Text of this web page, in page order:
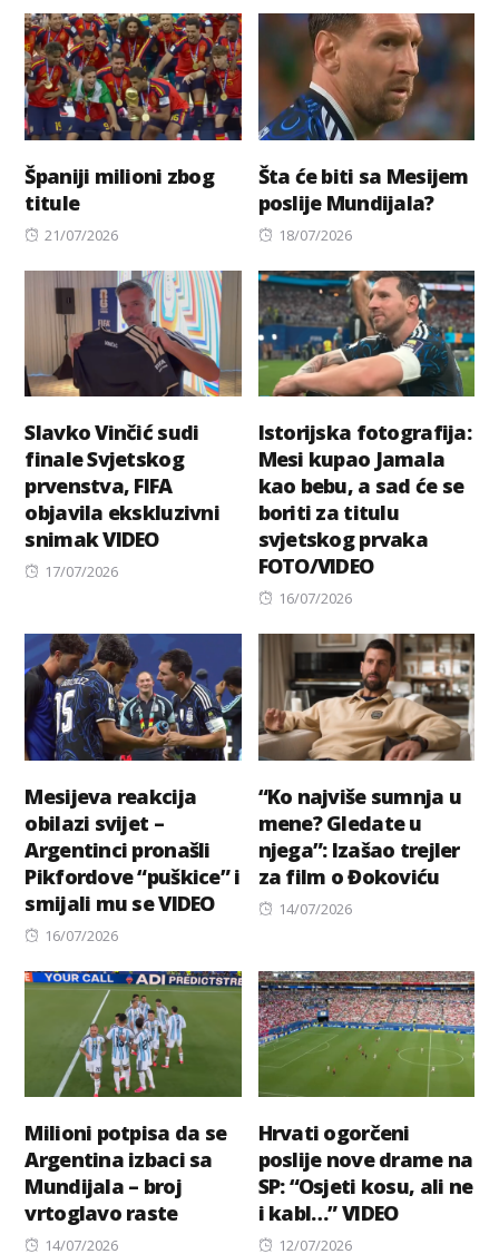
Španiji milioni zbog
titule
Posted
21/07/2026
Šta će biti sa Mesijem
poslije Mundijala?
Posted
18/07/2026
Slavko Vinčić sudi
finale Svjetskog
prvenstva, FIFA
objavila ekskluzivni
snimak VIDEO
Posted
17/07/2026
Istorijska fotografija:
Mesi kupao Jamala
kao bebu, a sad će se
boriti za titulu
svjetskog prvaka
FOTO/VIDEO
Posted
16/07/2026
Mesijeva reakcija
obilazi svijet –
Argentinci pronašli
Pikfordove “puškice” i
smijali mu se VIDEO
Posted
16/07/2026
“Ko najviše sumnja u
mene? Gledate u
njega”: Izašao trejler
za film o Đokoviću
Posted
14/07/2026
Milioni potpisa da se
Argentina izbaci sa
Mundijala – broj
vrtoglavo raste
Posted
14/07/2026
Hrvati ogorčeni
poslije nove drame na
SP: “Osjeti kosu, ali ne
i kabl…” VIDEO
Posted
12/07/2026